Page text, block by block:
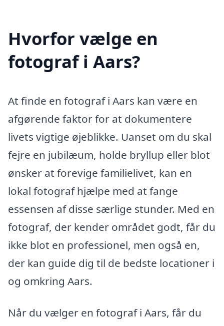
Hvorfor vælge en
fotograf i Aars?
At finde en fotograf i Aars kan være en
afgørende faktor for at dokumentere
livets vigtige øjeblikke. Uanset om du skal
fejre en jubilæum, holde bryllup eller blot
ønsker at forevige familielivet, kan en
lokal fotograf hjælpe med at fange
essensen af disse særlige stunder. Med en
fotograf, der kender området godt, får du
ikke blot en professionel, men også en,
der kan guide dig til de bedste locationer i
og omkring Aars.
Når du vælger en fotograf i Aars, får du